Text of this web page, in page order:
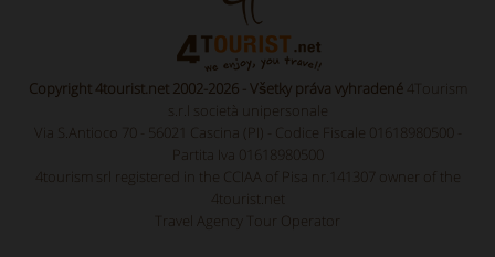
Copyright 4tourist.net 2002-2026 - Všetky práva vyhradené 4Tourism
s.r.l società unipersonale
Via S.Antioco 70 - 56021 Cascina (PI) - Codice Fiscale 01618980500 -
Partita Iva 01618980500
4tourism srl registered in the CCIAA of Pisa nr.141307 owner of the
4tourist.net
Travel Agency Tour Operator